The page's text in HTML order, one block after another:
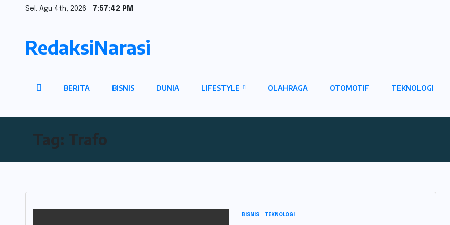
Sel. Agu 4th, 2026 7:57:42 PM
RedaksiNarasi
BERITA BISNIS DUNIA LIFESTYLE OLAHRAGA OTOMOTIF TEKNOLOGI
Tag: Trafo
BISNIS TEKNOLOGI